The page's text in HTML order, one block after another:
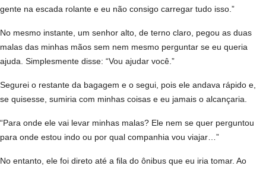
gente na escada rolante e eu não consigo carregar tudo isso.”
No mesmo instante, um senhor alto, de terno claro, pegou as duas
malas das minhas mãos sem nem mesmo perguntar se eu queria
ajuda. Simplesmente disse: “Vou ajudar você.”
Segurei o restante da bagagem e o segui, pois ele andava rápido e,
se quisesse, sumiria com minhas coisas e eu jamais o alcançaria.
“Para onde ele vai levar minhas malas? Ele nem se quer perguntou
para onde estou indo ou por qual companhia vou viajar…”
No entanto, ele foi direto até a fila do ônibus que eu iria tomar. Ao